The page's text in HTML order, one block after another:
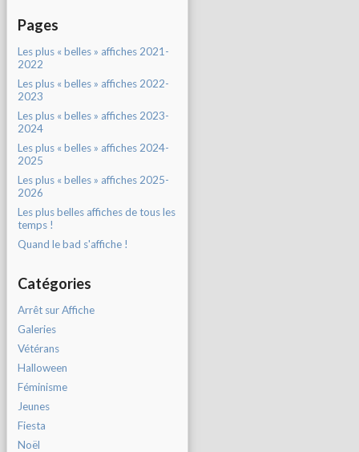
Pages
Les plus « belles » affiches 2021-
2022
Les plus « belles » affiches 2022-
2023
Les plus « belles » affiches 2023-
2024
Les plus « belles » affiches 2024-
2025
Les plus « belles » affiches 2025-
2026
Les plus belles affiches de tous les
temps !
Quand le bad s'affiche !
Catégories
Arrêt sur Affiche
Galeries
Vétérans
Halloween
Féminisme
Jeunes
Fiesta
Noël